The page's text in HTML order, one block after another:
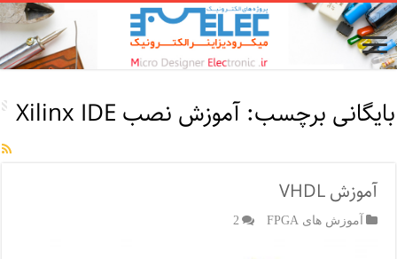
بایگانی برچسب:آموزش نصب Xilinx IDE
آموزش VHDL
آموزش های FPGA 2